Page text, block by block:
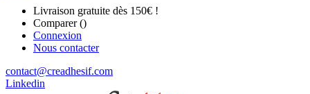
Livraison gratuite dès 150€ !
Comparer ()
Connexion
Nous contacter
contact@creadhesif.com
Linkedin